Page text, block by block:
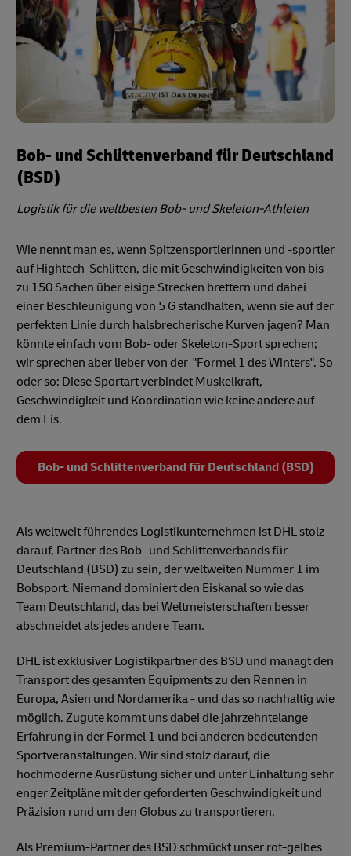
Bob- und Schlittenverband für Deutschland
(BSD)
Logistik für die weltbesten Bob- und Skeleton-Athleten
Wie nennt man es, wenn Spitzensportlerinnen und -sportler
auf Hightech-Schlitten, die mit Geschwindigkeiten von bis
zu 150 Sachen über eisige Strecken brettern und dabei
einer Beschleunigung von 5 G standhalten, wenn sie auf der
perfekten Linie durch halsbrecherische Kurven jagen? Man
könnte einfach vom Bob- oder Skeleton-Sport sprechen;
wir sprechen aber lieber von der "Formel 1 des Winters". So
oder so: Diese Sportart verbindet Muskelkraft,
Geschwindigkeit und Koordination wie keine andere auf
dem Eis.
Bob- und Schlittenverband für Deutschland (BSD)
Als weltweit führendes Logistikunternehmen ist DHL stolz
darauf, Partner des Bob- und Schlittenverbands für
Deutschland (BSD) zu sein, der weltweiten Nummer 1 im
Bobsport. Niemand dominiert den Eiskanal so wie das
Team Deutschland, das bei Weltmeisterschaften besser
abschneidet als jedes andere Team.
DHL ist exklusiver Logistikpartner des BSD und managt den
Transport des gesamten Equipments zu den Rennen in
Europa, Asien und Nordamerika - und das so nachhaltig wie
möglich. Zugute kommt uns dabei die jahrzehntelange
Erfahrung in der Formel 1 und bei anderen bedeutenden
Sportveranstaltungen. Wir sind stolz darauf, die
hochmoderne Ausrüstung sicher und unter Einhaltung sehr
enger Zeitpläne mit der geforderten Geschwindigkeit und
Präzision rund um den Globus zu transportieren.
Als Premium-Partner des BSD schmückt unser rot-gelbes